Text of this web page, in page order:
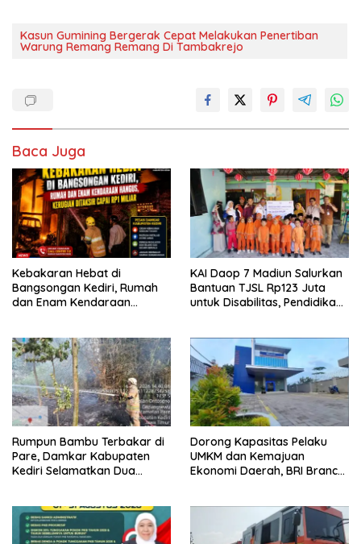
Kasun Gumining Bergerak Cepat Melakukan Penertiban
Warung Remang Remang Di Tambakrejo
Baca Juga
Kebakaran Hebat di
Bangsongan Kediri, Rumah
dan Enam Kendaraan
KAI Daop 7 Madiun Salurkan
Bantuan TJSL Rp123 Juta
untuk Disabilitas, Pendidikan,
Rumpun Bambu Terbakar di
Pare, Damkar Kabupaten
Kediri Selamatkan Dua
Dorong Kapasitas Pelaku
UMKM dan Kemajuan
Ekonomi Daerah, BRI Branch